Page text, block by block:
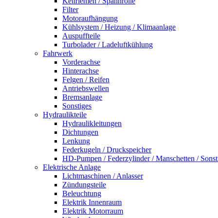
Filter
Motoraufhängung
Kühlsystem / Heizung / Klimaanlage
Auspuffteile
Turbolader / Ladeluftkühlung
Fahrwerk
Vorderachse
Hinterachse
Felgen / Reifen
Antriebswellen
Bremsanlage
Sonstiges
Hydraulikteile
Hydraulikleitungen
Dichtungen
Lenkung
Federkugeln / Druckspeicher
HD-Pumpen / Federzylinder / Manschetten /
Elektrische Anlage
Lichtmaschinen / Anlasser
Zündungsteile
Beleuchtung
Elektrik Innenraum
Elektrik Motorraum